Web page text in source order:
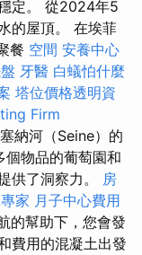
定。 從2024年5
的屋頂。 在埃菲
餐 空間 安養中心
牙醫 白蟻怕什麼
塔位價格透明資
Firm
納河（Seine）的
物品的葡萄園和
供了洞察力。 房
家 月子中心費用
的幫助下，您會發
費用的混凝土出發